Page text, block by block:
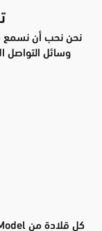
نحن نحب أن نسمع
وسائل التواصل